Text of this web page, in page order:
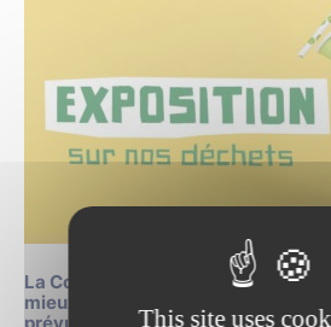
La Conférence « La santé mentale
mieux agir »,
This site uses